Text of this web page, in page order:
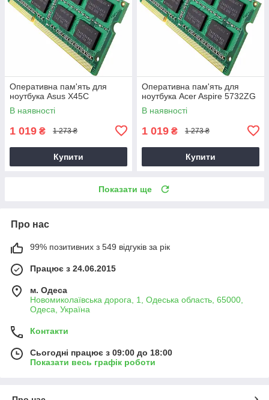
Оперативна пам'ять для
ноутбука Asus X45C
В наявності
1 019 ₴ 1 273 ₴
Купити
Оперативна пам'ять для
ноутбука Acer Aspire 5732ZG
В наявності
1 019 ₴ 1 273 ₴
Купити
Показати ще
Про нас
99% позитивних з 549 відгуків за рік
Працює з 24.06.2015
м. Одеса
Новомиколаївська дорога, 1, Одеська область, 65000,
Одеса, Україна
Контакти
Сьогодні працює з 09:00 до 18:00
Показати весь графік роботи